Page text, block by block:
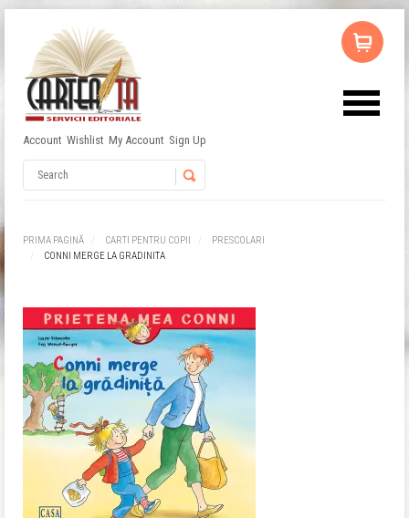
Account Wishlist My Account Sign Up
PRIMA PAGINĂ CARTI PENTRU COPII
PRESCOLARI
CONNI MERGE LA GRADINITA